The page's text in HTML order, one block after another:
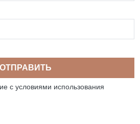
ОТПРАВИТЬ
с условиями использования